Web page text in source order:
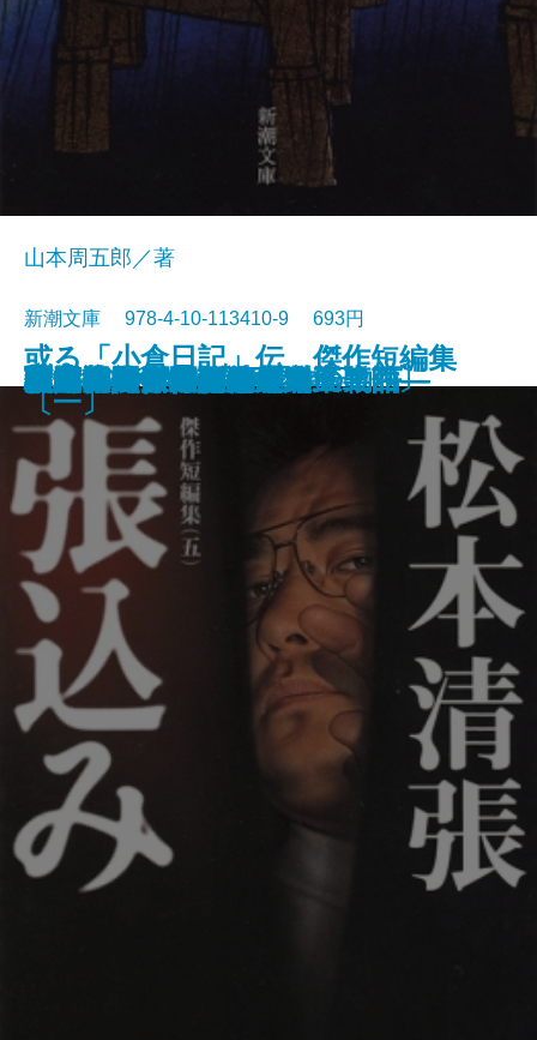
原色の街・驟雨
虚空遍歴〔上〕
質屋の女房
獣の戯れ
歪んだ複写―税務署殺人事件―
どくとるマンボウ昆虫記
日本語の年輪
わるいやつら〔下〕
わるいやつら〔上〕
さぶ
山本周五郎／著
新潮文庫 978-4-10-113410-9 693円
張込み 傑作短編集〔五〕
西郷札 傑作短編集〔三〕
黒地の絵 傑作短編集〔二〕
幽霊―或る幼年と青春の物語―
佐渡流人行 傑作短編集〔四〕
助左衛門四代記
強力伝・孤島
駅路 傑作短編集〔六〕
敦煌
或る「小倉日記」伝 傑作短編集
〔一〕